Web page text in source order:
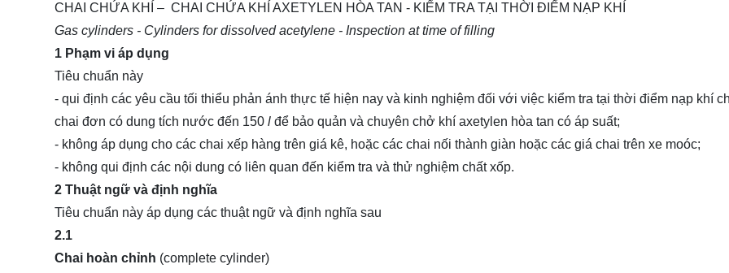
CHAI CHỨA KHÍ – CHAI CHỨA KHÍ AXETYLEN HÒA TAN - KIỂM TRA TẠI THỜI ĐIỂM NẠP KHÍ
Gas cylinders - Cylinders for dissolved acetylene - Inspection at time of filling
1 Phạm vi áp dụng
Tiêu chuẩn này
- qui định các yêu cầu tối thiểu phản ánh thực tế hiện nay và kinh nghiệm đối với việc kiểm tra tại thời điểm nạp khí
chai đơn có dung tích nước đến 150 l để bảo quản và chuyên chở khí axetylen hòa tan có áp suất;
- không áp dụng cho các chai xếp hàng trên giá kê, hoặc các chai nối thành giàn hoặc các giá chai trên xe moóc;
- không qui định các nội dung có liên quan đến kiểm tra và thử nghiệm chất xốp.
2 Thuật ngữ và định nghĩa
Tiêu chuẩn này áp dụng các thuật ngữ và định nghĩa sau
2.1
Chai hoàn chỉnh (complete cylinder)